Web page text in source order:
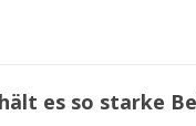
es so starke